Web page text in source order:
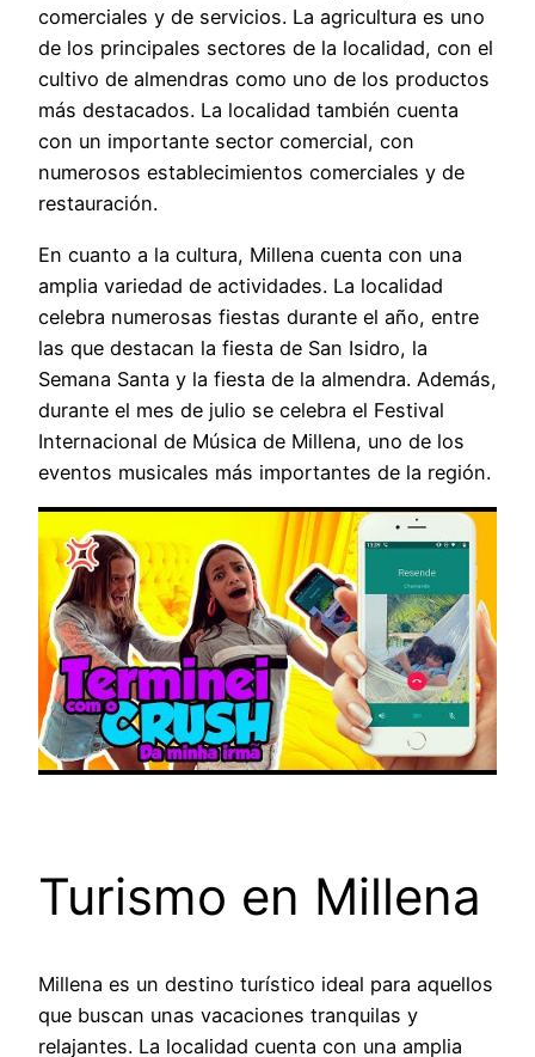
comerciales y de servicios. La agricultura es uno
de los principales sectores de la localidad, con el
cultivo de almendras como uno de los productos
más destacados. La localidad también cuenta
con un importante sector comercial, con
numerosos establecimientos comerciales y de
restauración.
En cuanto a la cultura, Millena cuenta con una
amplia variedad de actividades. La localidad
celebra numerosas fiestas durante el año, entre
las que destacan la fiesta de San Isidro, la
Semana Santa y la fiesta de la almendra. Además,
durante el mes de julio se celebra el Festival
Internacional de Música de Millena, uno de los
eventos musicales más importantes de la región.
Turismo en Millena
Millena es un destino turístico ideal para aquellos
que buscan unas vacaciones tranquilas y
relajantes. La localidad cuenta con una amplia